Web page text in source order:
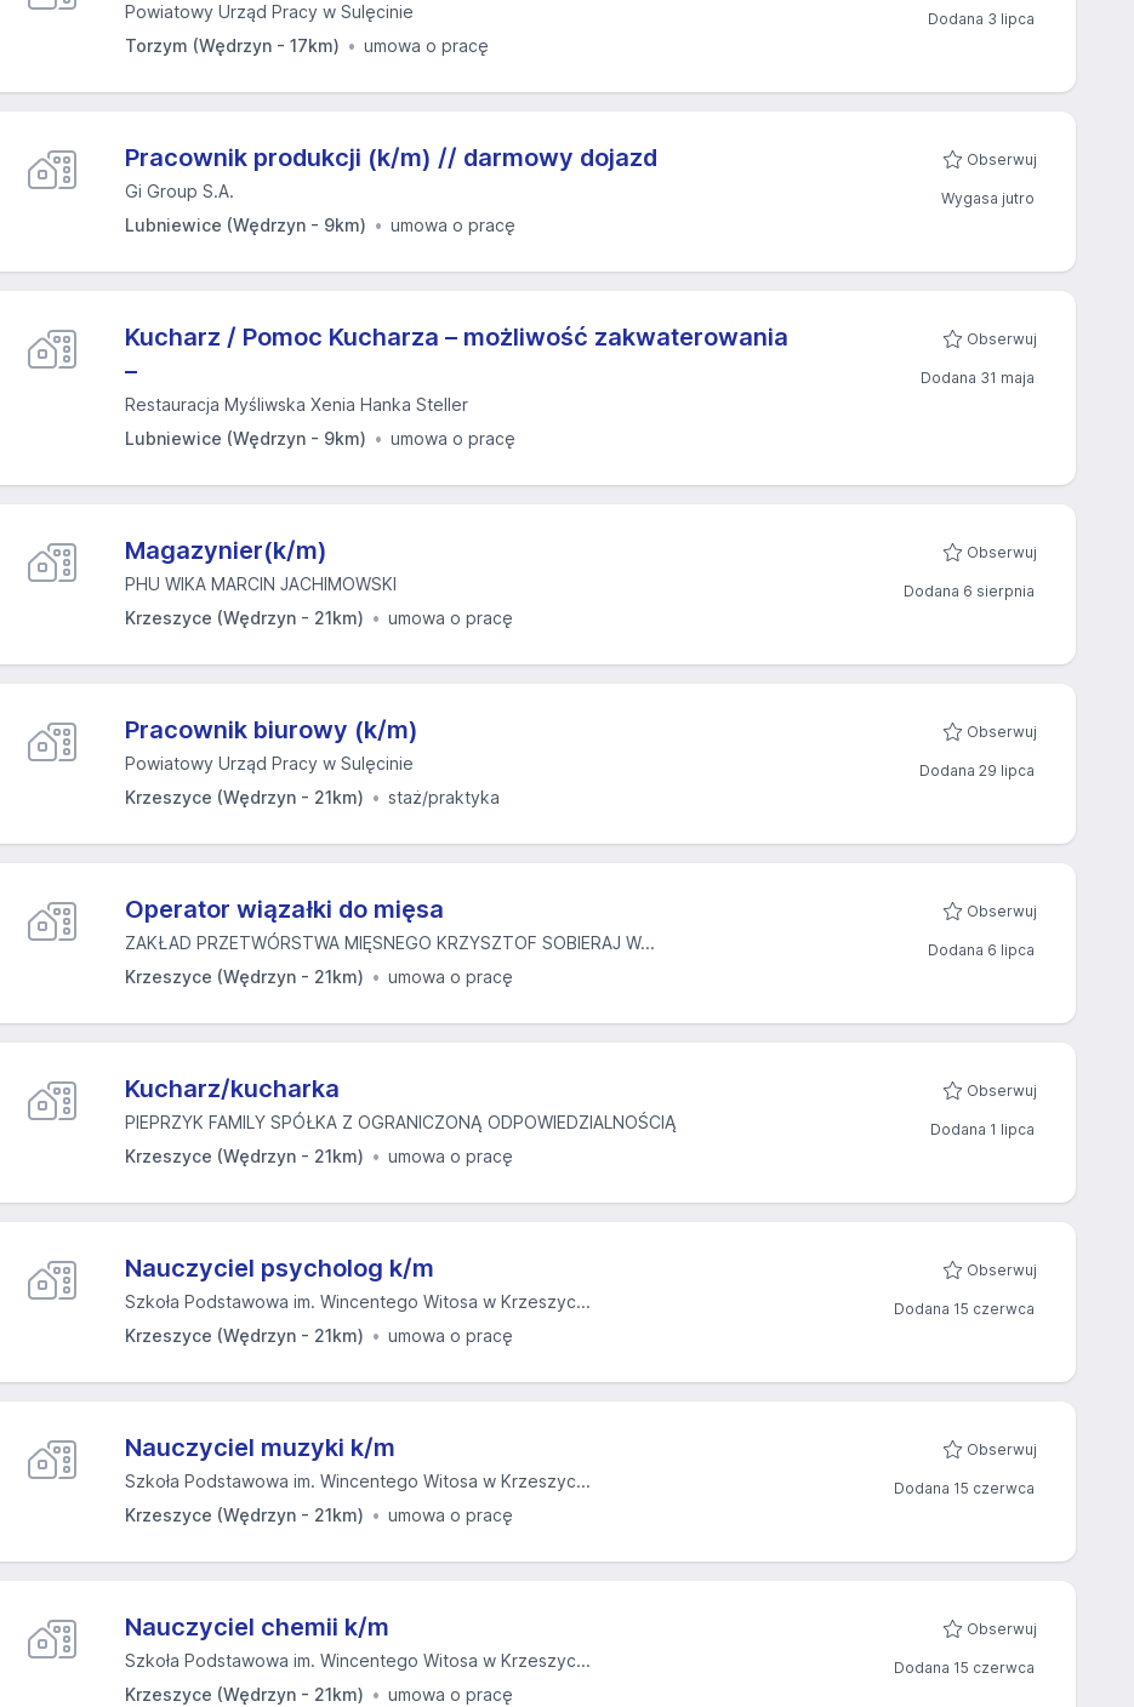
Powiatowy Urząd Pracy w Sulęcinie
Torzym (Wędrzyn - 17km)
umowa o pracę
Dodana 3 lipca
Pracownik produkcji (k/m) // darmowy dojazd
Gi Group S.A.
Lubniewice (Wędrzyn - 9km)
umowa o pracę
Obserwuj
Wygasa jutro
Kucharz / Pomoc Kucharza – możliwość zakwaterowania
–
Restauracja Myśliwska Xenia Hanka Steller
Lubniewice (Wędrzyn - 9km)
umowa o pracę
Obserwuj
Dodana 31 maja
Magazynier(k/m)
PHU WIKA MARCIN JACHIMOWSKI
Krzeszyce (Wędrzyn - 21km)
umowa o pracę
Obserwuj
Dodana 6 sierpnia
Pracownik biurowy (k/m)
Powiatowy Urząd Pracy w Sulęcinie
Krzeszyce (Wędrzyn - 21km)
staż/praktyka
Obserwuj
Dodana 29 lipca
Operator wiązałki do mięsa
ZAKŁAD PRZETWÓRSTWA MIĘSNEGO KRZYSZTOF SOBIERAJ W...
Krzeszyce (Wędrzyn - 21km)
umowa o pracę
Obserwuj
Dodana 6 lipca
Kucharz/kucharka
PIEPRZYK FAMILY SPÓŁKA Z OGRANICZONĄ ODPOWIEDZIALNOŚCIĄ
Krzeszyce (Wędrzyn - 21km)
umowa o pracę
Obserwuj
Dodana 1 lipca
Nauczyciel psycholog k/m
Szkoła Podstawowa im. Wincentego Witosa w Krzeszyc...
Krzeszyce (Wędrzyn - 21km)
umowa o pracę
Obserwuj
Dodana 15 czerwca
Nauczyciel muzyki k/m
Szkoła Podstawowa im. Wincentego Witosa w Krzeszyc...
Krzeszyce (Wędrzyn - 21km)
umowa o pracę
Obserwuj
Dodana 15 czerwca
Nauczyciel chemii k/m
Szkoła Podstawowa im. Wincentego Witosa w Krzeszyc...
Krzeszyce (Wędrzyn - 21km)
umowa o pracę
Obserwuj
Dodana 15 czerwca